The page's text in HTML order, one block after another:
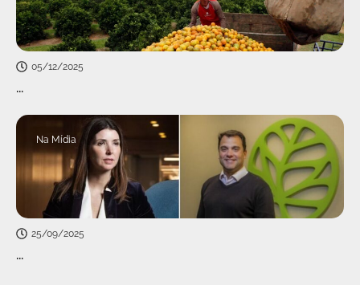
05/12/2025
...
25/09/2025
...
Na Mídia